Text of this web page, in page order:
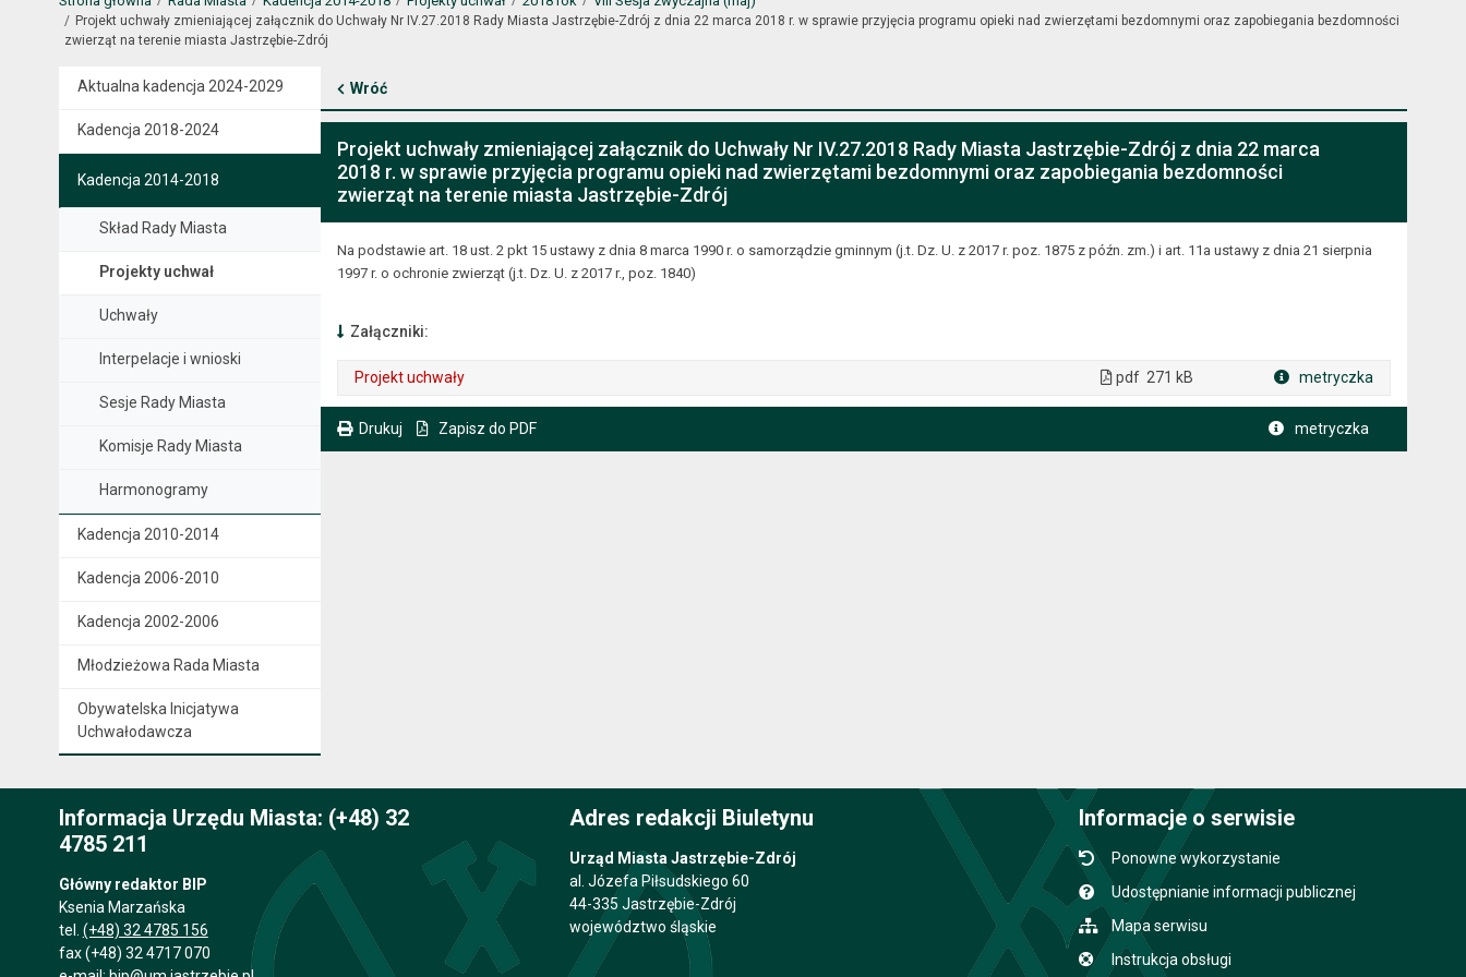
Projekt uchwały zmieniającej załącznik do Uchwały Nr IV.27.2018 Rady Miasta Jastrzębie-Zdrój z dnia 22 marca 2018 r. w sprawie przyjęcia programu opieki nad zwierzętami bezdomnymi oraz zapobiegania bezdomności
zwierząt na terenie miasta Jastrzębie-Zdrój
Aktualna kadencja 2024-2029
Kadencja 2018-2024
Kadencja 2014-2018
Skład Rady Miasta
Projekty uchwał
Uchwały
Interpelacje i wnioski
Sesje Rady Miasta
Komisje Rady Miasta
Harmonogramy
Kadencja 2010-2014
Kadencja 2006-2010
Kadencja 2002-2006
Młodzieżowa Rada Miasta
Obywatelska Inicjatywa
Uchwałodawcza
Wróć
Projekt uchwały zmieniającej załącznik do Uchwały Nr IV.27.2018 Rady Miasta Jastrzębie-Zdrój z dnia 22 marca
2018 r. w sprawie przyjęcia programu opieki nad zwierzętami bezdomnymi oraz zapobiegania bezdomności
zwierząt na terenie miasta Jastrzębie-Zdrój
Na podstawie art. 18 ust. 2 pkt 15 ustawy z dnia 8 marca 1990 r. o samorządzie gminnym (j.t. Dz. U. z 2017 r. poz. 1875 z późn. zm.) i art. 11a ustawy z dnia 21 sierpnia
1997 r. o ochronie zwierząt (j.t. Dz. U. z 2017 r., poz. 1840)
Załączniki:
Projekt uchwały pdf 271 kB metryczka
Drukuj Zapisz do PDF metryczka
Informacja Urzędu Miasta: (+48) 32
4785 211
Główny redaktor BIP
Ksenia Marzańska
tel. (+48) 32 4785 156
fax (+48) 32 4717 070
Adres redakcji Biuletynu
Urząd Miasta Jastrzębie-Zdrój
al. Józefa Piłsudskiego 60
44-335 Jastrzębie-Zdrój
województwo śląskie
Informacje o serwisie
Ponowne wykorzystanie
Udostępnianie informacji publicznej
Mapa serwisu
Instrukcja obsługi